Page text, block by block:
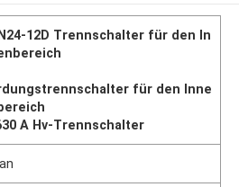
12D Trennschalter für den In
für den Inne
A Hv-Trennschalter